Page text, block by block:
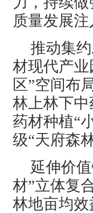
质量发展注
推动集
材现代产
区”空间布
林上林下
药材种植“
级“天府森
延伸价
材”立体复
林地亩均